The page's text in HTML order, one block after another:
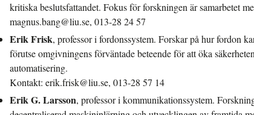
kritiska beslutsfattandet. Fokus för forskningen är samarbetet
magnus.bang@liu.se, 013-28 24 57
Erik Frisk, professor i fordonssystem. Forskar på hur fordon
förutse omgivningens förväntade beteende för att öka
automatisering.
Kontakt: erik.frisk@liu.se, 013-28 57 14
Erik G. Larsson, professor i kommunikationssystem.